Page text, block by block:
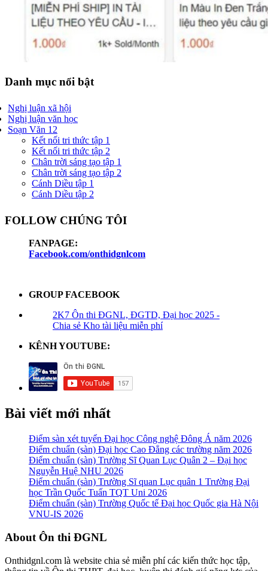
Danh mục nổi bật
Nghị luận xã hội
Nghị luận văn học
Soạn Văn 12
Kết nối tri thức tập 1
Kết nối tri thức tập 2
Chân trời sáng tạo tập 1
Chân trời sáng tạo tập 2
Cánh Diều tập 1
Cánh Diều tập 2
FOLLOW CHÚNG TÔI
FANPAGE:
Facebook.com/onthidgnlcom
GROUP FACEBOOK
2K7 Ôn thi ĐGNL, ĐGTD, Đại học 2025 -
Chia sẻ Kho tài liệu miễn phí
KÊNH YOUTUBE:
Bài viết mới nhất
Điểm sàn xét tuyển Đại học Công nghệ Đông Á năm 2026
Điểm chuẩn (sàn) Đại học Cao Đẳng các trường năm 2026
Điểm chuẩn (sàn) Trường Sĩ Quan Lục Quân 2 – Đại học
Nguyễn Huệ NHU 2026
Điểm chuẩn (sàn) Trường Sĩ quan Lục quân 1 Trường Đại
học Trần Quốc Tuấn TQT Uni 2026
Điểm chuẩn (sàn) Trường Quốc tế Đại học Quốc gia Hà Nội
VNU-IS 2026
Footer
About Ôn thi ĐGNL
Onthidgnl.com là website chia sẻ miễn phí các kiến thức học tập,